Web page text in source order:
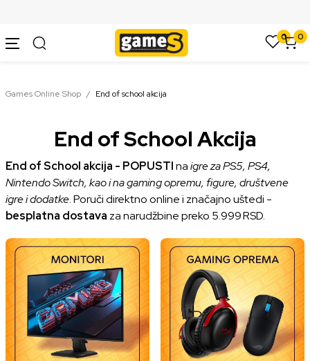
0 0
Games Online Shop End of school akcija
End of School Akcija
End of School akcija - POPUSTInaigre za PS5, PS4,
Nintendo Switch, kao i na gaming opremu, figure, društvene
igre i dodatke. Poruči direktno online i značajno uštedi -
besplatna dostava za narudžbine preko 5.999 RSD.